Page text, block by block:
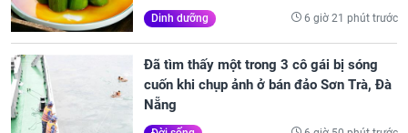
Dinh dưỡng 6 giờ 21 phút trước
Đã tìm thấy một trong 3 cô gái bị sóng
cuốn khi chụp ảnh ở bán đảo Sơn Trà, Đà
Nẵng